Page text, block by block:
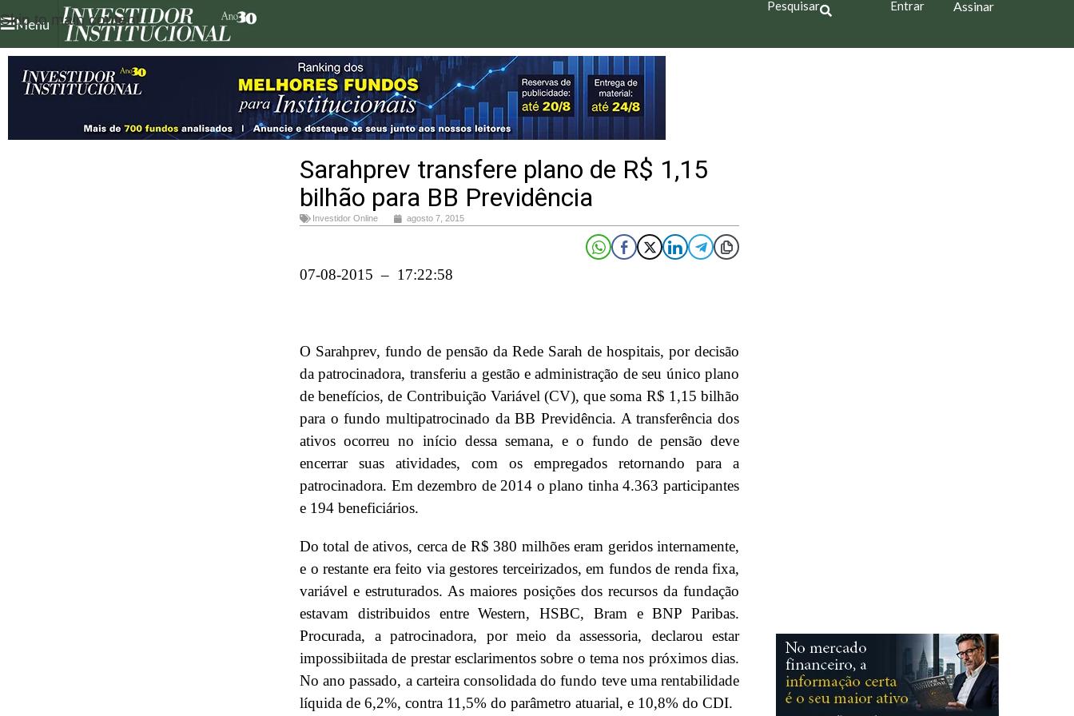
Skip to main content
Menu
Pesquisar Entrar Assinar
Sarahprev transfere plano de R$ 1,15
bilhão para BB Previdência
Investidor Online agosto 7, 2015
07-08-2015 – 17:22:58
O Sarahprev, fundo de pensão da Rede Sarah de hospitais, por decisão
da patrocinadora, transferiu a gestão e administração de seu único plano
de benefícios, de Contribuição Variável (CV), que soma R$ 1,15 bilhão
para o fundo multipatrocinado da BB Previdência. A transferência dos
ativos ocorreu no início dessa semana, e o fundo de pensão deve
encerrar suas atividades, com os empregados retornando para a
patrocinadora. Em dezembro de 2014 o plano tinha 4.363 participantes
e 194 beneficiários.
Do total de ativos, cerca de R$ 380 milhões eram geridos internamente,
e o restante era feito via gestores terceirizados, em fundos de renda fixa,
variável e estruturados. As maiores posições dos recursos da fundação
estavam distribuidos entre Western, HSBC, Bram e BNP Paribas.
Procurada, a patrocinadora, por meio da assessoria, declarou estar
impossibiitada de prestar esclarimentos sobre o tema nos próximos dias.
No ano passado, a carteira consolidada do fundo teve uma rentabilidade
líquida de 6,2%, contra 11,5% do parâmetro atuarial, e 10,8% do CDI.